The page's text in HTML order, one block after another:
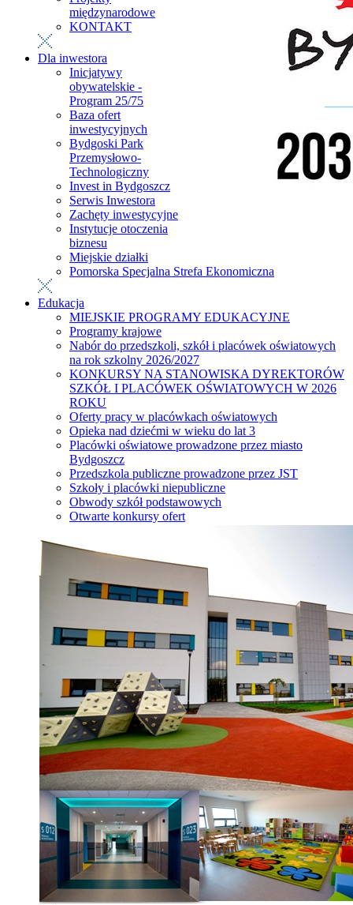
międzynarodowe
KONTAKT
Dla inwestora
Inicjatywy
obywatelskie -
Program 25/75
Baza ofert
inwestycyjnych
Bydgoski Park
Przemysłowo-
Technologiczny
Invest in Bydgoszcz
Serwis Inwestora
Zachęty inwestycyjne
Instytucje otoczenia
biznesu
Miejskie działki
Pomorska Specjalna Strefa Ekonomiczna
Edukacja
MIEJSKIE PROGRAMY EDUKACYJNE
Programy krajowe
Nabór do przedszkoli, szkół i placówek oświatowych
na rok szkolny 2026/2027
KONKURSY NA STANOWISKA DYREKTORÓW
SZKÓŁ I PLACÓWEK OŚWIATOWYCH W 2026
ROKU
Oferty pracy w placówkach oświatowych
Opieka nad dziećmi w wieku do lat 3
Placówki oświatowe prowadzone przez miasto
Bydgoszcz
Przedszkola publiczne prowadzone przez JST
Szkoły i placówki niepubliczne
Obwody szkół podstawowych
Otwarte konkursy ofert